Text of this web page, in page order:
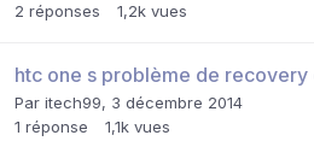
2 réponses 1,2k vues
htc one s problème de
Par itech99, 3 décembre 2014
1 réponse 1,1k vues